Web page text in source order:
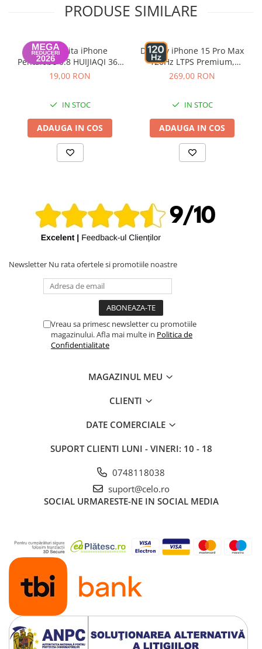
PRODUSE SIMILARE
Surubelnita iPhone
Pentalobe 0.8 HUIJIAQI 365
pentru suburile de la
19,00 RON
IN STOC
ADAUGA IN COS
Display iPhone 15 Pro Max
120Hz LTPS Premium,
Garantie 12 luni
269,00 RON
IN STOC
ADAUGA IN COS
Newsletter Nu rata ofertele si promotiile noastre
Vreau sa primesc newsletter cu promotiile
magazinului. Afla mai multe in Politica de
Confidentialitate
MAGAZINUL MEU
CLIENTI
DATE COMERCIALE
SUPORT CLIENTI LUNI - VINERI: 10 - 18
0748118038
suport@celo.ro
SOCIAL URMARESTE-NE IN SOCIAL MEDIA